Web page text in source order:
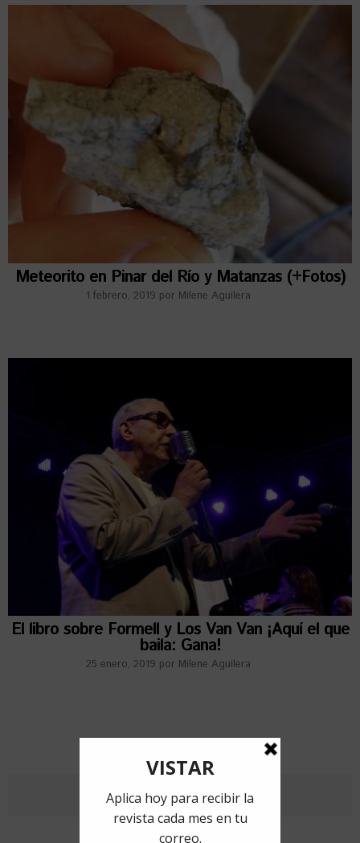
Meteorito en Pinar del Río y Matanzas (+Fotos)
1 febrero, 2019 por Milene Aguilera
El libro sobre Formell y Los Van Van ¡Aquí el que
baila: Gana!
25 enero, 2019 por Milene Aguilera
ANTERIORES